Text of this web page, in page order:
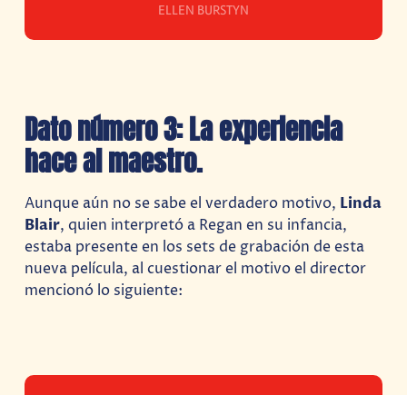
ELLEN BURSTYN
Dato número 3: La experiencia
hace al maestro.
Aunque aún no se sabe el verdadero motivo, Linda
Blair, quien interpretó a Regan en su infancia,
estaba presente en los sets de grabación de esta
nueva película, al cuestionar el motivo el director
mencionó lo siguiente: